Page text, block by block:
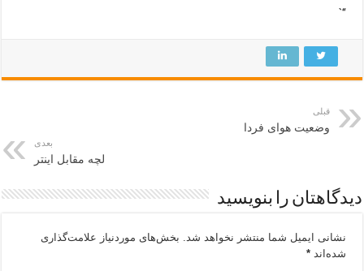
“`
قبلی
وضعیت هوای فردا
بعدی
لچه مقابل اینتر
دیدگاهتان را بنویسید
نشانی ایمیل شما منتشر نخواهد شد. بخش‌های موردنیاز علامت‌گذاری
شده‌اند*